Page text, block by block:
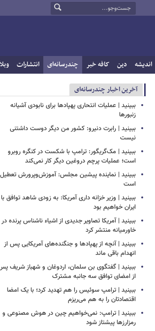
اندیشه دین کافه خبر چندرسانه‌ای انتشارات
آخرین اخبار چندرسانه‌ای
ببینید | عملیات انتحاری پهپادها برای نابودی آشیانه
زنبورها
ببینید | رابرت دنیرو: کشور من دیگر دوست داشتنی
نیست
ببینید | مک‌گریگور: ترامپ با شکست در کنگره روبرو
است؛ عملیات پرچم دروغین دیگر کار نمی‌کند
ببینید | نماینده پیشین مجلس: آموزش‌وپرورش تعطیل
است
ببینید | وزیر خزانه داری آمریکا: به زودی شاهد توافق با
ایران خواهیم بود
ببینید | آمریکا تصاویر جدیدی از اشیاء ناشناس پرنده در
خاورمیانه منتشر کرد
ببینید | آنچه از پهپادها و جنگنده‌های آمریکایی پس از
انهدام باقی ماند
ببینید | گفتگوی بن سلمان، اردوغان و شهباز شریف
از امضای توافق سه جانبه مشترک
ببینید | ترامپ سوئیس را هم تهدید کرد؛ با یک امضا
اقتصادتان را به هم می‌ریزم
ببینید | ترامپ: نمی‌خواهیم چین در هوش مصنوعی و
رمزارزها پیشتاز شود